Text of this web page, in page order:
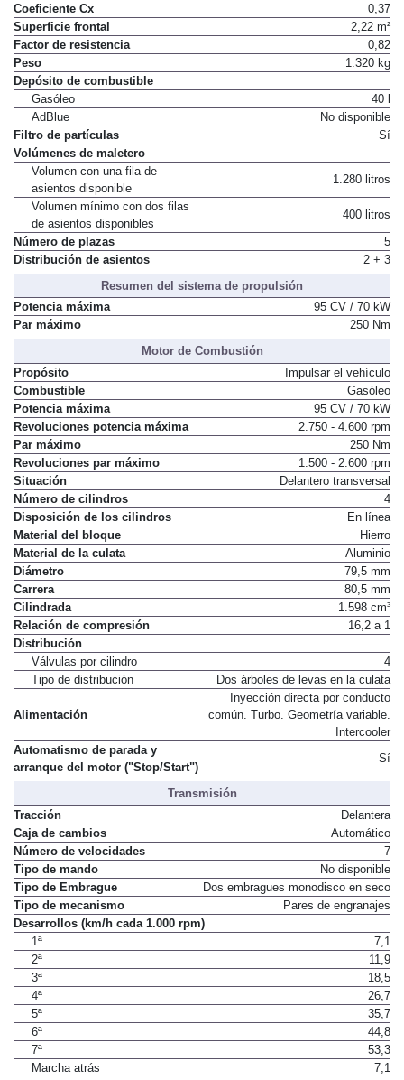
Coeficiente Cx
0,37
Superficie frontal
2,22 m²
Factor de resistencia
0,82
Peso
1.320 kg
Depósito de combustible
Gasóleo
40 l
AdBlue
No disponible
Filtro de partículas
Sí
Volúmenes de maletero
Volumen con una fila de
asientos disponible
1.280 litros
Volumen mínimo con dos filas
de asientos disponibles
400 litros
Número de plazas
5
Distribución de asientos
2 + 3
Resumen del sistema de propulsión
Potencia máxima
95 CV / 70 kW
Par máximo
250 Nm
Motor de Combustión
Propósito
Impulsar el vehículo
Combustible
Gasóleo
Potencia máxima
95 CV / 70 kW
Revoluciones potencia máxima
2.750 - 4.600 rpm
Par máximo
250 Nm
Revoluciones par máximo
1.500 - 2.600 rpm
Situación
Delantero transversal
Número de cilindros
4
Disposición de los cilindros
En línea
Material del bloque
Hierro
Material de la culata
Aluminio
Diámetro
79,5 mm
Carrera
80,5 mm
Cilindrada
1.598 cm³
Relación de compresión
16,2 a 1
Distribución
Válvulas por cilindro
4
Tipo de distribución
Dos árboles de levas en la culata
Alimentación
Inyección directa por conducto
común. Turbo. Geometría variable.
Intercooler
Automatismo de parada y
arranque del motor ("Stop/Start")
Sí
Transmisión
Tracción
Delantera
Caja de cambios
Automático
Número de velocidades
7
Tipo de mando
No disponible
Tipo de Embrague
Dos embragues monodisco en seco
Tipo de mecanismo
Pares de engranajes
Desarrollos (km/h cada 1.000 rpm)
1ª
7,1
2ª
11,9
3ª
18,5
4ª
26,7
5ª
35,7
6ª
44,8
7ª
53,3
Marcha atrás
7,1